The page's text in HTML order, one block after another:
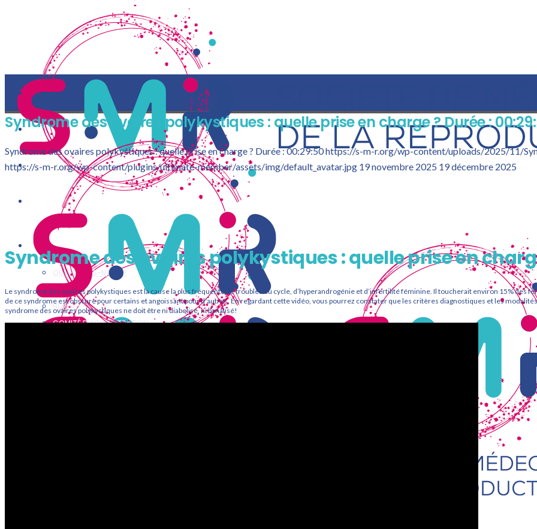
LA S-M-R
QUI SOMMES-NOUS ?
STATUTS
BUREAU
COMITÉ D’ADMINSTRATION
Syndrome des ovaires polykystiques : quelle prise en charge ? Durée :
Syndrome des ovaires polykystiques : quelle prise en charge ? Durée : 00:29:50https://s-m-r.org/wp-content/uploads/2025/11/
https://s-m-r.org/wp-content/plugins/ultimate-member/assets/img/default_avatar.jpg 19 novembre 2025 19 décembre 2025
Syndrome des ovaires polykystiques : quelle prise en
Le syndrome des ovaires polykystiques est la cause la plus fréquente de troubles du cycle, d’hyperandrogénie et d’infertilité féminine. Il toucherait environ 15% des
de ce syndrome est obscure pour certains et angoissant pour d’autres. En regardant cette vidéo, vous pourrez constater que les critères diagnostiques et les
syndrome des ovaires polykystiques ne doit être ni diabolisé, ni banalisé!